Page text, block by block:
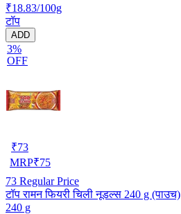
₹18.83/100g
टॉप
ADD
3%
OFF
₹73
MRP₹75
73 Regular Price
टॉप रामन फियरी चिली नूडल्स 240 g (पाउच)
240 g